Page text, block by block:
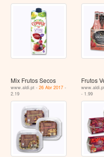
Mix Frutos Secos
www.aldi.pt -26 Abr 2017 -
2.19
Frutos
- 1.99